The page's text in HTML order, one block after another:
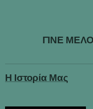
ΓΙΝΕ
Η Ιστορία Μας